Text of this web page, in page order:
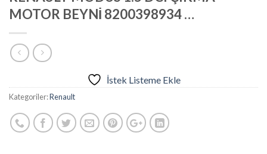
MOTOR BEYNİ 8200398934 …
İstek Listeme Ekle
Kategoriler:Renault